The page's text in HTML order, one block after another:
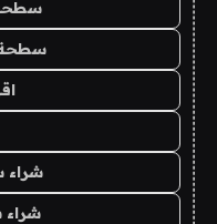
سطحة
شراء
شراء